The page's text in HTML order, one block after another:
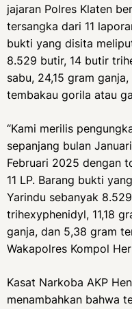
jajaran Polres Klaten
tersangka dari 11
bukti yang disita
8.529 butir, 14 butir
sabu, 24,15 gram
tembakau gorila atau
“Kami merilis
sepanjang bulan
Februari 2025 dengan
11 LP. Barang bukti
Yarindu sebanyak
trihexyphenidyl, 11,18
ganja, dan 5,38 gram
Wakapolres Kompol
Kasat Narkoba AKP
menambahkan bahwa